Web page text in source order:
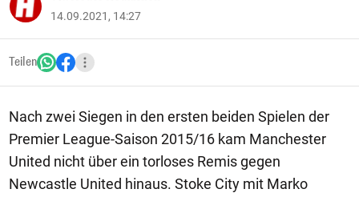
14.09.2021, 14:27
Teilen
Nach zwei Siegen in den ersten beiden Spielen der
Premier League-Saison 2015/16 kam Manchester
United nicht über ein torloses Remis gegen
Newcastle United hinaus. Stoke City mit Marko